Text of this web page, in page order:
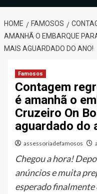
HOME FAMOSOS
AMANHÃ O EMBARQUE
MAIS AGUARDADO DO ANO!
Famosos
Contagem
é amanhã o
Cruzeiro On
aguardado do
assessoriadefamosos
Chegou a hora!
anúncios e muita
esperado